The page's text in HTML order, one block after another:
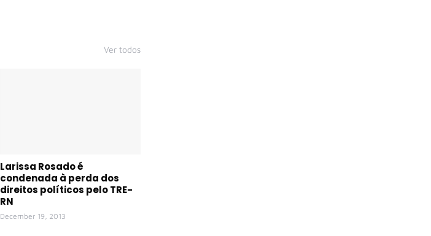
Ver todos
Larissa Rosado é
condenada à perda dos
direitos políticos pelo TRE-
RN
December 19, 2013